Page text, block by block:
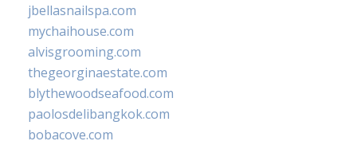
jbellasnailspa.com
mychaihouse.com
alvisgrooming.com
thegeorginaestate.com
blythewoodseafood.com
paolosdelibangkok.com
bobacove.com